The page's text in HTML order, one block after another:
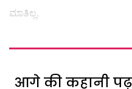
ಮಾತಿಲ್ಲ.
आगे की कहानी